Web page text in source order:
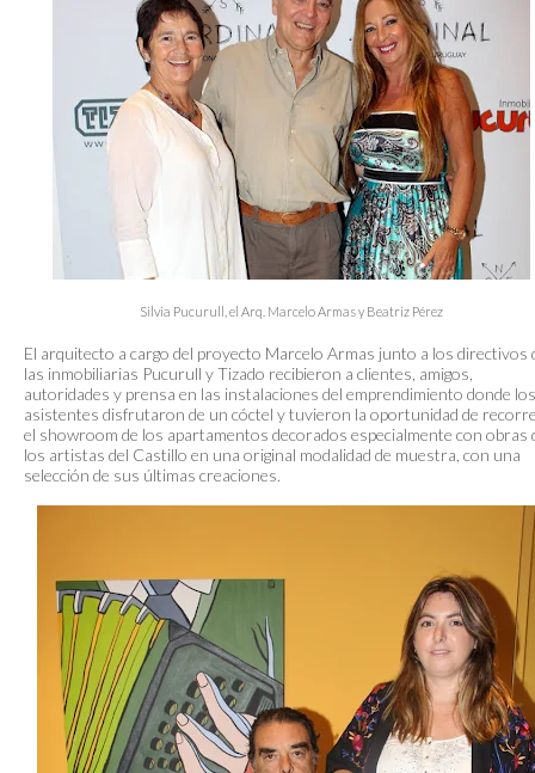
Silvia Pucurull, el Arq. Marcelo Armas y Beatriz Pérez
El arquitecto a cargo del proyecto Marcelo Armas junto a los directivos
las inmobiliarias Pucurull y Tizado recibieron a clientes, amigos,
autoridades y prensa en las instalaciones del emprendimiento donde los
asistentes disfrutaron de un cóctel y tuvieron la oportunidad de
el showroom de los apartamentos decorados especialmente con obras
los artistas del Castillo en una original modalidad de muestra, con una
selección de sus últimas creaciones.